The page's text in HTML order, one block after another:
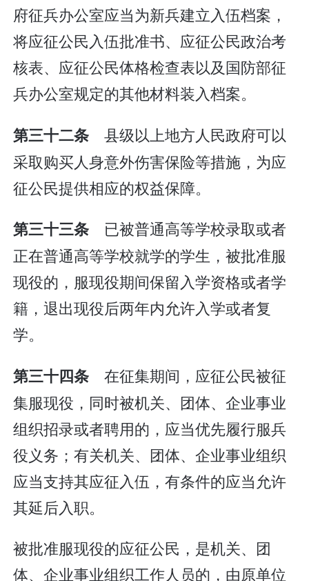
府征兵办公室应当为新兵建立入伍档案，
将应征公民入伍批准书、应征公民政治考
核表、应征公民体格检查表以及国防部征
兵办公室规定的其他材料装入档案。
第三十二条 县级以上地方人民政府可以
采取购买人身意外伤害保险等措施，为应
征公民提供相应的权益保障。
第三十三条 已被普通高等学校录取或者
正在普通高等学校就学的学生，被批准服
现役的，服现役期间保留入学资格或者学
籍，退出现役后两年内允许入学或者复
学。
第三十四条 在征集期间，应征公民被征
集服现役，同时被机关、团体、企业事业
组织招录或者聘用的，应当优先履行服兵
役义务；有关机关、团体、企业事业组织
应当支持其应征入伍，有条件的应当允许
其延后入职。
被批准服现役的应征公民，是机关、团
体、企业事业组织工作人员的，由原单位